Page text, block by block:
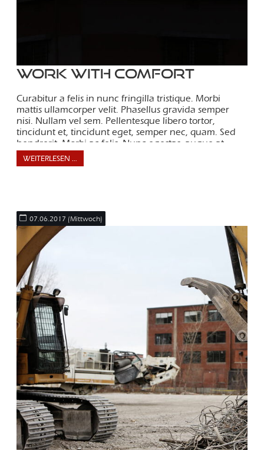
Work with comfort
Curabitur a felis in nunc fringilla tristique. Morbi
mattis ullamcorper velit. Phasellus gravida semper
nisi. Nullam vel sem. Pellentesque libero tortor,
tincidunt et, tincidunt eget, semper nec, quam. Sed
hendrerit. Morbi ac felis. Nunc egestas, augue at
pellentesque laoreet.
WEITERLESEN …
07.06.2017 (Mittwoch)